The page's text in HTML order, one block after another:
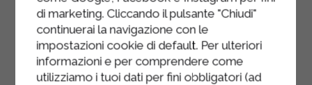
fouettée Sterilgarda et ajoutez-la au
fromage à la crème, en continuant de
mélanger jusqu'à ce que le mélange
épaississe.
di marketing. Cliccando il pulsante "Chiudi"
continuerai la navigazione con le
impostazioni cookie di default. Per ulteriori
informazioni e per comprendere come
utilizziamo i tuoi dati per fini obbligatori (ad